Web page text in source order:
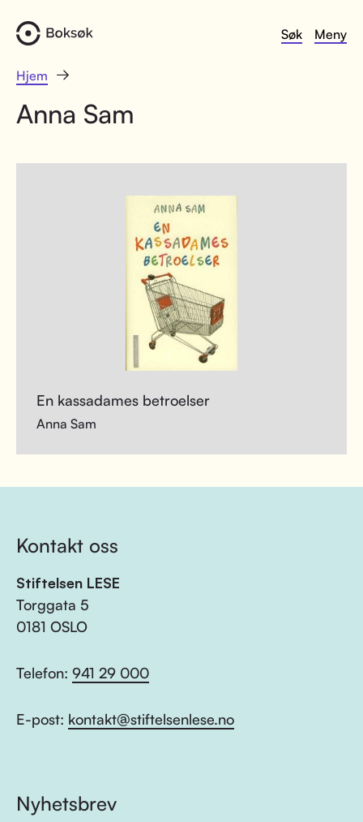
Søk Meny
Hjem
Anna Sam
En kassadames betroelser
Anna Sam
Kontakt oss
Stiftelsen LESE
Torggata 5
0181 OSLO
Telefon: 941 29 000
E-post: kontakt@stiftelsenlese.no
Nyhetsbrev